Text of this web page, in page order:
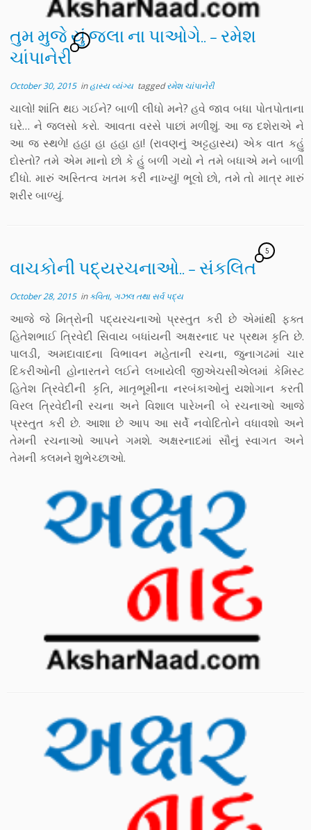
તુમ મુજે યું જલા ના પાઓગે.. – રમેશ
ચાંપાનેરી
7
October 30, 2015inહાસ્ય વ્યંગ્ય taggedરમેશ ચાંપાનેરી
ચાલો! શાંતિ થઇ ગઈને? બાળી લીધો મને? હવે જાવ બધા પોતપોતાના
ઘરે… ને જલસો કરો. આવતા વરસે પાછાં મળીશું. આ જ દશેરાએ ને
આ જ સ્થળે! હહા હા હહા હા! (રાવણનું અટ્ટહાસ્ય) એક વાત કહું
દોસ્તો? તમે એમ માનો છો કે હું બળી ગયો ને તમે બધાએ મને બાળી
દીધો. મારું અસ્તિત્વ ખતમ કરી નાખ્યું! ભૂલો છો, તમે તો માત્ર મારું
શરીર બાળ્યું.
વાચકોની પદ્યરચનાઓ.. – સંકલિત
5
October 28, 2015inકવિતા, ગઝલ તથા સર્વ પદ્ય
આજે જે મિત્રોની પદ્યરચનાઓ પ્રસ્તુત કરી છે એમાંથી ફક્ત
હિતેશભાઈ ત્રિવેદી સિવાય બધાંયની અક્ષરનાદ પર પ્રથમ કૃતિ છે.
પાલડી, અમદાવાદના વિભાવન મહેતાની રચના, જુનાગઢમાં ચાર
દિકરીઓની હોનારતને લઈને લખાયેલી જીએચસીએલમાં કેમિસ્ટ
હિતેશ ત્રિવેદીની કૃતિ, માતૃભૂમીના નરબંકાઓનું યશોગાન કરતી
વિરલ ત્રિવેદીની રચના અને વિશાલ પારેખની બે રચનાઓ આજે
પ્રસ્તુત કરી છે. આશા છે આપ આ સર્વે નવોદિતોને વધાવશો અને
તેમની રચનાઓ આપને ગમશે. અક્ષરનાદમાં સૌનું સ્વાગત અને
તેમની કલમને શુભેચ્છાઓ.